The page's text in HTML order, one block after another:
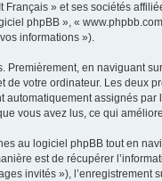
» et ses sociétés
phpBB », «
informations »).
Premièrement, en naviguant
votre ordinateur. Les deux
assignés
vous avez lus, ce qui
au logiciel phpBB tout en
est de récupérer
invités »),